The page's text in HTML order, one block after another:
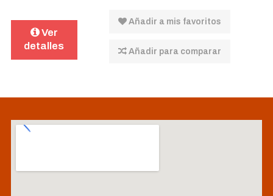
Ver
detalles
Añadir a mis favoritos
Añadir para comparar